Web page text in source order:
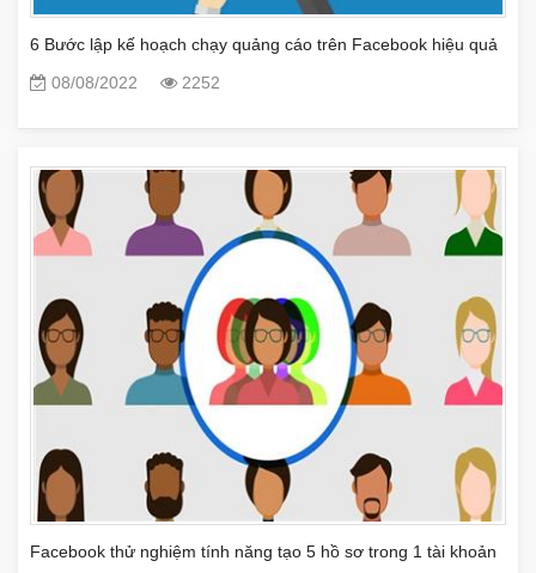
6 Bước lập kế hoạch chạy quảng cáo trên Facebook hiệu quả
08/08/2022
2252
Facebook thử nghiệm tính năng tạo 5 hồ sơ trong 1 tài khoản